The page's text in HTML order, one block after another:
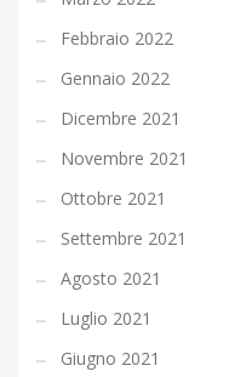
Febbraio 2022
Gennaio 2022
Dicembre 2021
Novembre 2021
Ottobre 2021
Settembre 2021
Agosto 2021
Luglio 2021
Giugno 2021